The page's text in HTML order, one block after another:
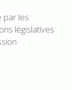
par les
législatives